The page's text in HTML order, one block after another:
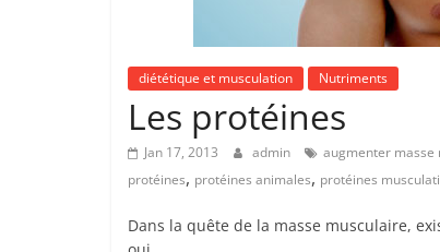
diététique et musculation Nutriments
Les protéines
Jan 17, 2013 admin augmenter masse
protéines, protéines animales, protéines
Dans la quête de la masse musculaire,